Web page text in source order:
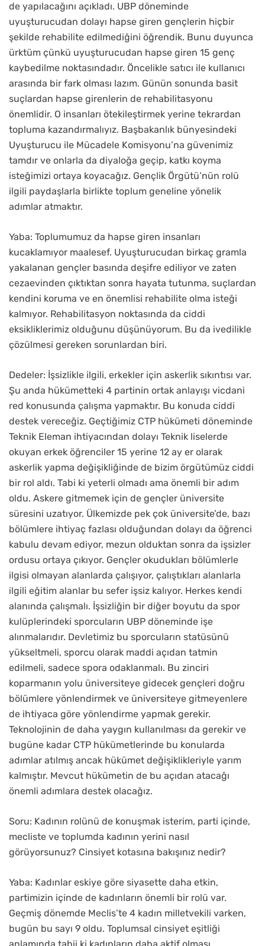
de yapılacağını açıkladı. UBP döneminde
uyuşturucudan dolayı hapse giren gençlerin hiçbir
şekilde rehabilite edilmediğini öğrendik. Bunu duyunca
ürktüm çünkü uyuşturucudan hapse giren 15 genç
kaybedilme noktasındadır. Öncelikle satıcı ile kullanıcı
arasında bir fark olması lazım. Günün sonunda basit
suçlardan hapse girenlerin de rehabilitasyonu
önemlidir. O insanları ötekileştirmek yerine tekrardan
topluma kazandırmalıyız. Başbakanlık bünyesindeki
Uyuşturucu ile Mücadele Komisyonu’na güvenimiz
tamdır ve onlarla da diyaloğa geçip, katkı koyma
isteğimizi ortaya koyacağız. Gençlik Örgütü’nün rolü
ilgili paydaşlarla birlikte toplum geneline yönelik
adımlar atmaktır.
Yaba: Toplumumuz da hapse giren insanları
kucaklamıyor maalesef. Uyuşturucudan birkaç gramla
yakalanan gençler basında deşifre ediliyor ve zaten
cezaevinden çıktıktan sonra hayata tutunma, suçlardan
kendini koruma ve en önemlisi rehabilite olma isteği
kalmıyor. Rehabilitasyon noktasında da ciddi
eksikliklerimiz olduğunu düşünüyorum. Bu da ivedilikle
çözülmesi gereken sorunlardan biri.
Dedeler: İşsizlikle ilgili, erkekler için askerlik sıkıntısı var.
Şu anda hükümetteki 4 partinin ortak anlayışı vicdani
red konusunda çalışma yapmaktır. Bu konuda ciddi
destek vereceğiz. Geçtiğimiz CTP hükümeti döneminde
Teknik Eleman ihtiyacından dolayı Teknik liselerde
okuyan erkek öğrenciler 15 yerine 12 ay er olarak
askerlik yapma değişikliğinde de bizim örgütümüz ciddi
bir rol aldı. Tabi ki yeterli olmadı ama önemli bir adım
oldu. Askere gitmemek için de gençler üniversite
süresini uzatıyor. Ülkemizde pek çok üniversite’de, bazı
bölümlere ihtiyaç fazlası olduğundan dolayı da öğrenci
kabulu devam ediyor, mezun olduktan sonra da işsizler
ordusu ortaya çıkıyor. Gençler okudukları bölümlerle
ilgisi olmayan alanlarda çalışıyor, çalıştıkları alanlarla
ilgili eğitim alanlar bu sefer işsiz kalıyor. Herkes kendi
alanında çalışmalı. İşsizliğin bir diğer boyutu da spor
kulüplerindeki sporcuların UBP döneminde işe
alınmalarıdır. Devletimiz bu sporcuların statüsünü
yükseltmeli, sporcu olarak maddi açıdan tatmin
edilmeli, sadece spora odaklanmalı. Bu zinciri
koparmanın yolu üniversiteye gidecek gençleri doğru
bölümlere yönlendirmek ve üniversiteye gitmeyenlere
de ihtiyaca göre yönlendirme yapmak gerekir.
Teknolojinin de daha yaygın kullanılması da gerekir ve
bugüne kadar CTP hükümetlerinde bu konularda
adımlar atılmış ancak hükümet değişiklikleriyle yarım
kalmıştır. Mevcut hükümetin de bu açıdan atacağı
önemli adımlara destek olacağız.
Soru: Kadının rolünü de konuşmak isterim, parti içinde,
mecliste ve toplumda kadının yerini nasıl
görüyorsunuz? Cinsiyet kotasına bakışınız nedir?
Yaba: Kadınlar eskiye göre siyasette daha etkin,
partimizin içinde de kadınların önemli bir rolü var.
Geçmiş dönemde Meclis’te 4 kadın milletvekili varken,
bugün bu sayı 9 oldu. Toplumsal cinsiyet eşitliği